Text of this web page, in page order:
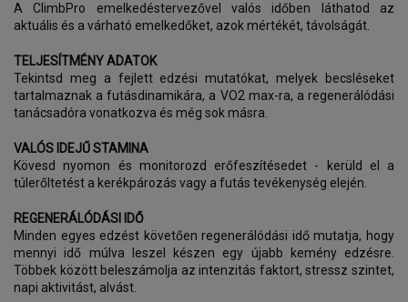
A ClimbPro emelkedéstervezővel valós időben láthatod az
aktuális és a várható emelkedőket, azok mértékét, távolságát.
TELJESÍTMÉNY ADATOK
Tekintsd meg a fejlett edzési mutatókat, melyek becsléseket
tartalmaznak a futásdinamikára, a VO2 max-ra, a regenerálódási
tanácsadóra vonatkozva és még sok másra.
VALÓS IDEJŰ STAMINA
Kövesd nyomon és monitorozd erőfeszítésedet - kerüld el a
túlerőltetést a kerékpározás vagy a futás tevékenység elején.
REGENERÁLÓDÁSI IDŐ
Minden egyes edzést követően regenerálódási idő mutatja, hogy
mennyi idő múlva leszel készen egy újabb kemény edzésre.
Többek között beleszámolja az intenzitás faktort, stressz szintet,
napi aktivitást, alvást.